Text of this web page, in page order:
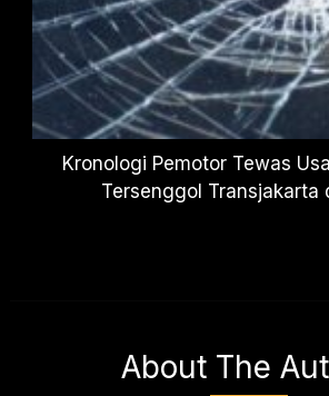
Kronologi Pemotor Tewas
Tersenggol Transjakarta
About The